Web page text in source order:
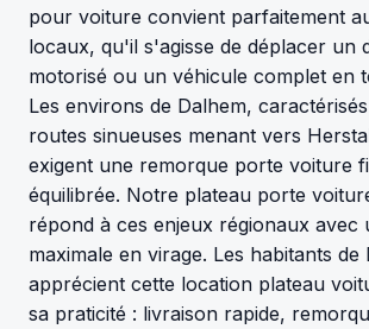
pour voiture convient parfaitement
locaux, qu'il s'agisse de déplacer un
motorisé ou un véhicule complet en
Les environs de Dalhem,
routes sinueuses menant vers
exigent une remorque porte voiture
équilibrée. Notre plateau porte
répond à ces enjeux régionaux avec
maximale en virage. Les habitants de
apprécient cette location plateau
sa praticité : livraison rapide,